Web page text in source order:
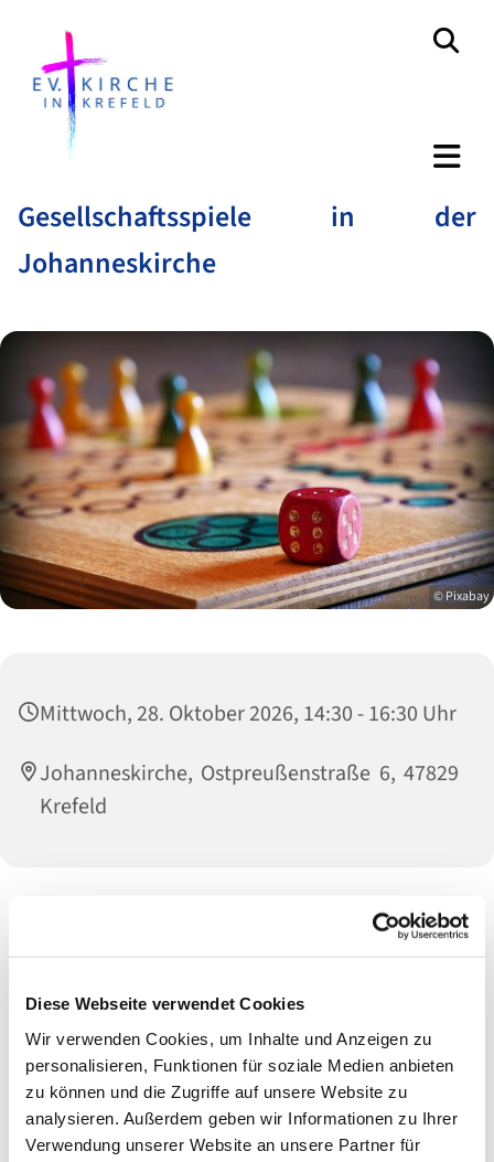
Diese Webseite verwendet Cookies
Wir verwenden Cookies, um Inhalte und Anzeigen zu
personalisieren, Funktionen für soziale Medien anbieten
zu können und die Zugriffe auf unsere Website zu
analysieren. Außerdem geben wir Informationen zu Ihrer
Verwendung unserer Website an unsere Partner für
Gesellschaftsspiele in der
Johanneskirche
© Pixabay
Mittwoch, 28. Oktober 2026, 14:30 - 16:30 Uhr
Johanneskirche, Ostpreußenstraße 6, 47829
Krefeld
Aufgrund immer größerer Nachfrage, haben wir einen
Spielenachmittag ins Leben gerufen. Die Gruppe startet
14.30-16.30 Uhr, alle 14 Tage.Geplant ist jeweils ein Beginn
mit Kaffee oder Tee und Keksen, danach verschiedene
Karten-, Würfel- und Brettspiele oder/und gemeinsame Stadt-
Land-Fluss- oder Bingo-Runden.
Rückfragen gerne an das Gemeindebüro: 48 06 01